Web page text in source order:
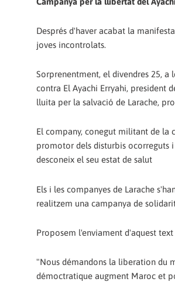
Després d'haver acabat la
joves incontrolats.
Sorprenentment, el divendres 25,
contra El Ayachi Erryahi, president
lluita per la salvació de Larache,
El company, conegut militant de la
promotor dels disturbis ocorreguts
desconeix el seu estat de salut
Els i les companyes de Larache
realitzem una campanya de
Proposem l'enviament d'aquest
"Nous démandons la liberation du
démoctratique augment Maroc et